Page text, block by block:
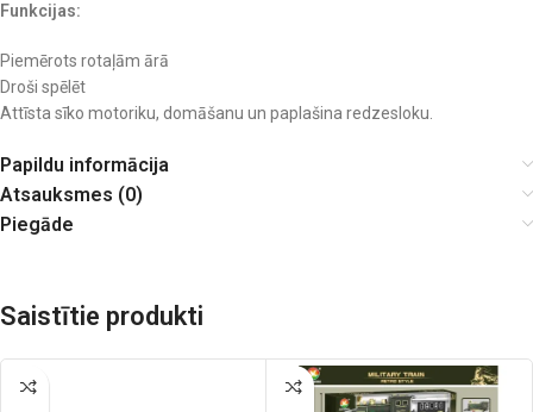
Funkcijas:
Piemērots rotaļām ārā
Droši spēlēt
Attīsta sīko motoriku, domāšanu un paplašina redzesloku.
Papildu informācija
Atsauksmes (0)
Piegāde
Saistītie produkti